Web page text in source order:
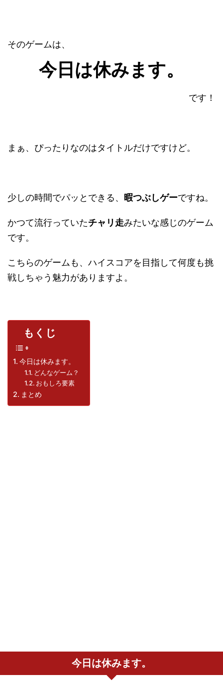
そのゲームは、
今日は休みます。
です！
まぁ、ぴったりなのはタイトルだけですけど。
少しの時間でパッとできる、 暇つぶしゲーですね。
かつて流行っていたチャリ走みたいな感じのゲーム
です。
こちらのゲームも、ハイスコアを目指して何度も挑
戦しちゃう魅力がありますよ。
もくじ
今日は休みます。
どんなゲーム？
おもしろ要素
まとめ
今日は休みます。